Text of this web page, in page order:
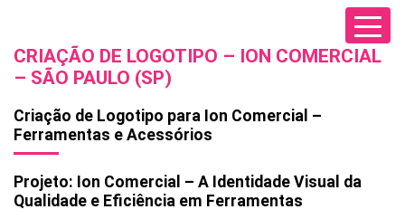
CRIAÇÃO DE LOGOTIPO – ION COMERCIAL
– SÃO PAULO (SP)
Criação de Logotipo para Ion Comercial –
Ferramentas e Acessórios
Projeto: Ion Comercial – A Identidade Visual da
Qualidade e Eficiência em Ferramentas